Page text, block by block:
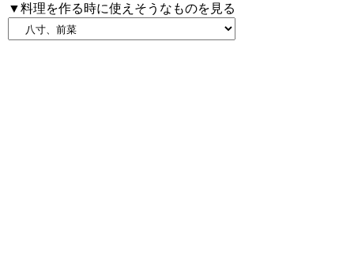
▼料理を作る時に使えそうなものを見る